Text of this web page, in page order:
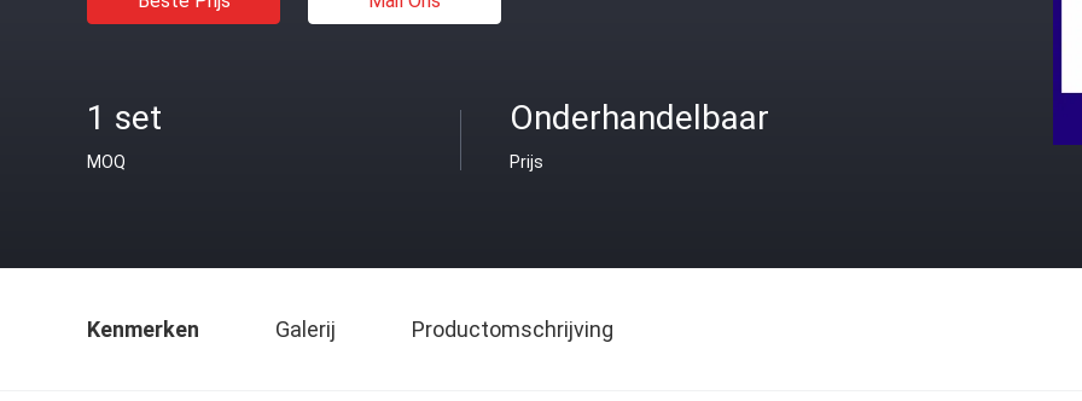
1 set
MOQ
Onderhandelbaar
Prijs
Kenmerken Galerij Productomschrijving